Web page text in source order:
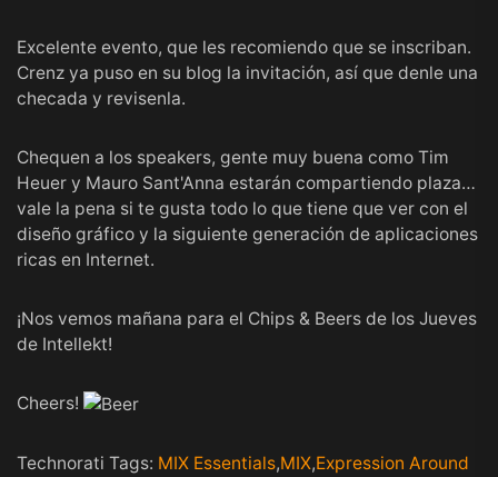
Excelente evento, que les recomiendo que se inscriban.
Crenz ya puso en su blog la invitación, así que denle una
checada y revisenla.
Chequen a los speakers, gente muy buena como Tim
Heuer y Mauro Sant'Anna estarán compartiendo plaza…
vale la pena si te gusta todo lo que tiene que ver con el
diseño gráfico y la siguiente generación de aplicaciones
ricas en Internet.
¡Nos vemos mañana para el Chips & Beers de los Jueves
de Intellekt!
Cheers!
Technorati Tags: MIX Essentials,MIX,Expression Around